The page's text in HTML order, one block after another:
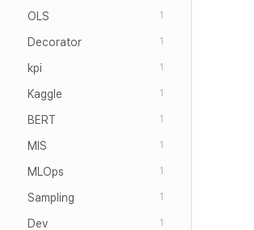
OLS 1
Decorator 1
kpi 1
Kaggle 1
BERT 1
MIS 1
MLOps 1
Sampling 1
Dev 1